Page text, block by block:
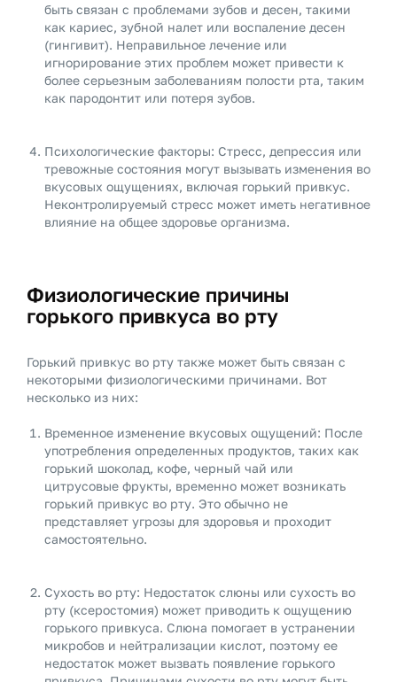
быть связан с проблемами зубов и десен, такими
как кариес, зубной налет или воспаление десен
(гингивит). Неправильное лечение или
игнорирование этих проблем может привести к
более серьезным заболеваниям полости рта, таким
как пародонтит или потеря зубов.
Психологические факторы: Стресс, депрессия или
тревожные состояния могут вызывать изменения во
вкусовых ощущениях, включая горький привкус.
Неконтролируемый стресс может иметь негативное
влияние на общее здоровье организма.
Физиологические причины
горького привкуса во рту
Горький привкус во рту также может быть связан с
некоторыми физиологическими причинами. Вот
несколько из них:
Временное изменение вкусовых ощущений: После
употребления определенных продуктов, таких как
горький шоколад, кофе, черный чай или
цитрусовые фрукты, временно может возникать
горький привкус во рту. Это обычно не
представляет угрозы для здоровья и проходит
самостоятельно.
Сухость во рту: Недостаток слюны или сухость во
рту (ксеростомия) может приводить к ощущению
горького привкуса. Слюна помогает в устранении
микробов и нейтрализации кислот, поэтому ее
недостаток может вызвать появление горького